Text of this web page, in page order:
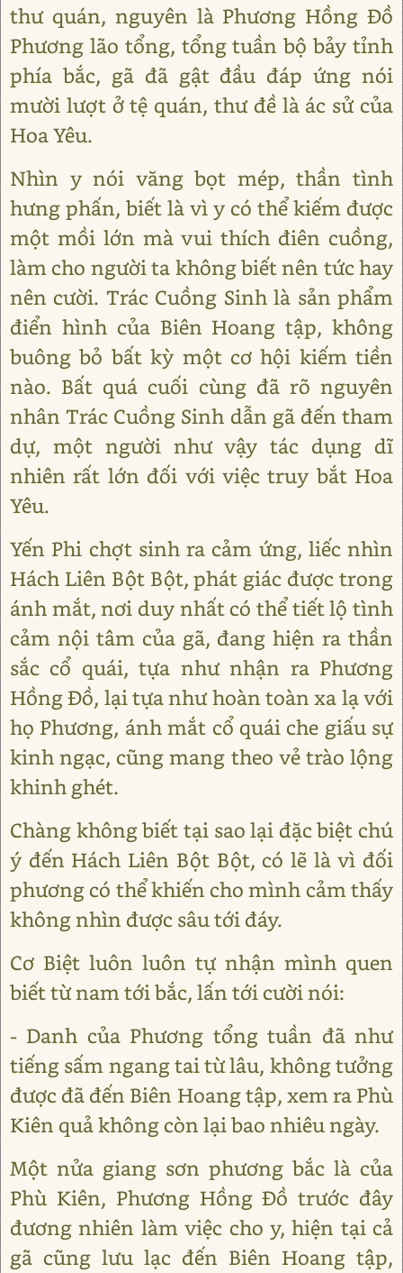
thư quán, nguyên là Phương Hồng Đồ
Phương lão tổng, tổng tuần bộ bảy tỉnh
phía bắc, gã đã gật đầu đáp ứng nói
mười lượt ở tệ quán, thư đề là ác sử của
Hoa Yêu.
Nhìn y nói văng bọt mép, thần tình
hưng phấn, biết là vì y có thể kiếm được
một mồi lớn mà vui thích điên cuồng,
làm cho người ta không biết nên tức hay
nên cười. Trác Cuồng Sinh là sản phẩm
điển hình của Biên Hoang tập, không
buông bỏ bất kỳ một cơ hội kiếm tiền
nào. Bất quá cuối cùng đã rõ nguyên
nhân Trác Cuồng Sinh dẫn gã đến tham
dự, một người như vậy tác dụng dĩ
nhiên rất lớn đối với việc truy bắt Hoa
Yêu.
Yến Phi chợt sinh ra cảm ứng, liếc nhìn
Hách Liên Bột Bột, phát giác được trong
ánh mắt, nơi duy nhất có thể tiết lộ tình
cảm nội tâm của gã, đang hiện ra thần
sắc cổ quái, tựa như nhận ra Phương
Hồng Đồ, lại tựa như hoàn toàn xa lạ với
họ Phương, ánh mắt cổ quái che giấu sự
kinh ngạc, cũng mang theo vẻ trào lộng
khinh ghét.
Chàng không biết tại sao lại đặc biệt chú
ý đến Hách Liên Bột Bột, có lẽ là vì đối
phương có thể khiến cho mình cảm thấy
không nhìn được sâu tới đáy.
Cơ Biệt luôn luôn tự nhận mình quen
biết từ nam tới bắc, lấn tới cười nói:
- Danh của Phương tổng tuần đã như
tiếng sấm ngang tai từ lâu, không tưởng
được đã đến Biên Hoang tập, xem ra Phù
Kiên quả không còn lại bao nhiêu ngày.
Một nửa giang sơn phương bắc là của
Phù Kiên, Phương Hồng Đồ trước đây
đương nhiên làm việc cho y, hiện tại cả
gã cũng lưu lạc đến Biên Hoang tập,